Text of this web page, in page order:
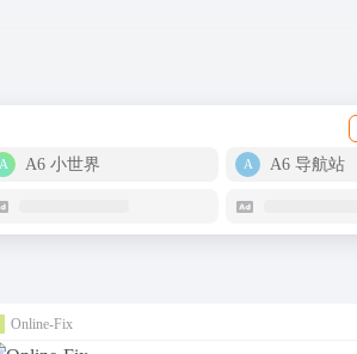
A6 小世界 A6 导航站
Online-Fix